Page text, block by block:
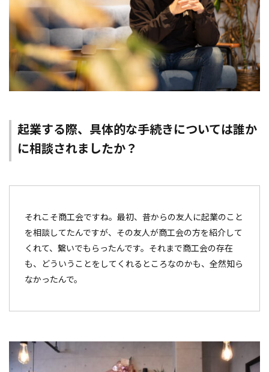
起業する際、具体的な手続きについては誰か
に相談されましたか？
それこそ商工会ですね。最初、昔からの友人に起業のこと
を相談してたんですが、その友人が商工会の方を紹介して
くれて、繋いでもらったんです。それまで商工会の存在
も、どういうことをしてくれるところなのかも、全然知ら
なかったんで。